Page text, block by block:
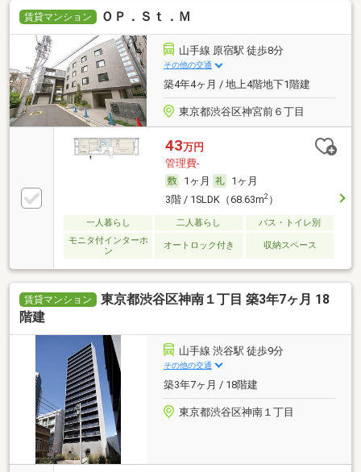
賃貸マンション ＯＰ．Ｓｔ．Ｍ
山手線 原宿駅 徒歩8分
その他の交通
築4年4ヶ月 / 地上4階地下1階建
東京都渋谷区神宮前６丁目
43万円
管理費-
1ヶ月
1ヶ月
3階 / 1SLDK（68.63m2）
一人暮らし 二人暮らし
バス・トイレ別
モニタ付インターホ
ン
オートロック付き 収納スペース
賃貸マンション
東京都渋谷区神南１丁目 築3年7ヶ月 18
階建
山手線 渋谷駅 徒歩9分
その他の交通
築3年7ヶ月 / 18階建
東京都渋谷区神南１丁目